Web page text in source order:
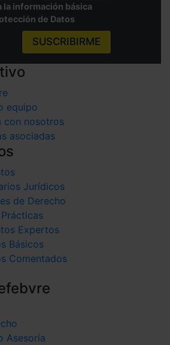
la información básica
de Datos
SUSCRIBIRME
equipo
con nosotros
asociadas
Jurídicos
de Derecho
Expertos
Básicos
Comentados
Asesoría